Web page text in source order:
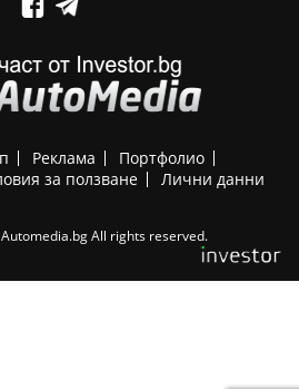
Реклама
Портфолио
за ползване Лични данни
All rights reserved.